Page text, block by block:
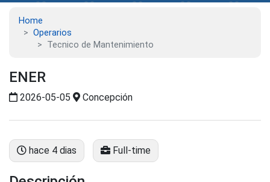
Home
Operarios
Tecnico de Mantenimiento
ENER
2026-05-05 Concepción
hace 4 dias Full-time